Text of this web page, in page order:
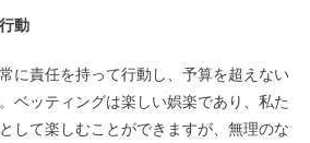
動
に責任を持って行動し、予算を超えない
ベッティングは楽しい娯楽であり、私た
して楽しむことができますが、無理のな